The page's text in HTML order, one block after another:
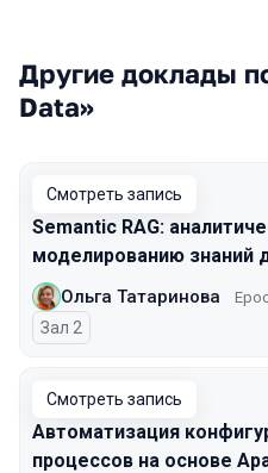
Другие доклады
Data»
Смотреть запись
Semantic RAG:
моделированию знаний
Ольга Татаринова
Зал 2
Смотреть запись
Автоматизация
процессов на основе